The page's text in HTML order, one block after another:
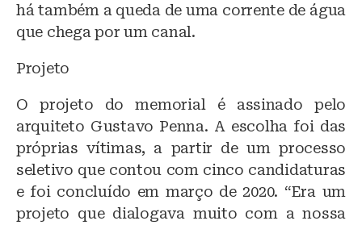
há também a queda de uma corrente de água
que chega por um canal.
Projeto
O projeto do memorial é assinado pelo
arquiteto Gustavo Penna. A escolha foi das
próprias vítimas, a partir de um processo
seletivo que contou com cinco candidaturas
e foi concluído em março de 2020. “Era um
projeto que dialogava muito com a nossa